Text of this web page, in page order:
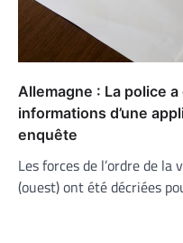
Allemagne : La police
informations d’une
enquête
Les forces de l’ordre de
(ouest) ont été décriées